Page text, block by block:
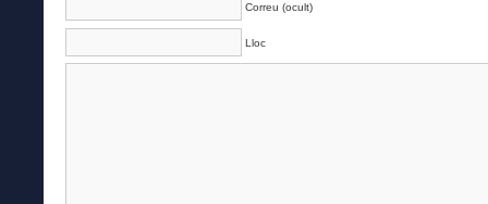
Correu (ocult)
Lloc